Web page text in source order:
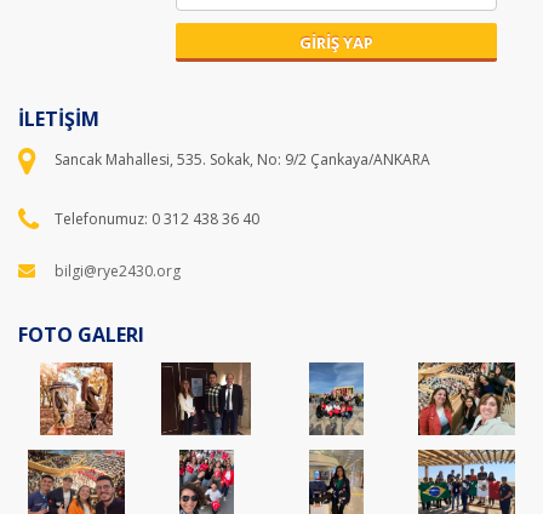
GİRİŞ YAP
İLETİŞİM
Sancak Mahallesi, 535. Sokak, No: 9/2 Çankaya/ANKARA
Telefonumuz: 0 312 438 36 40
bilgi@rye2430.org
FOTO GALERI